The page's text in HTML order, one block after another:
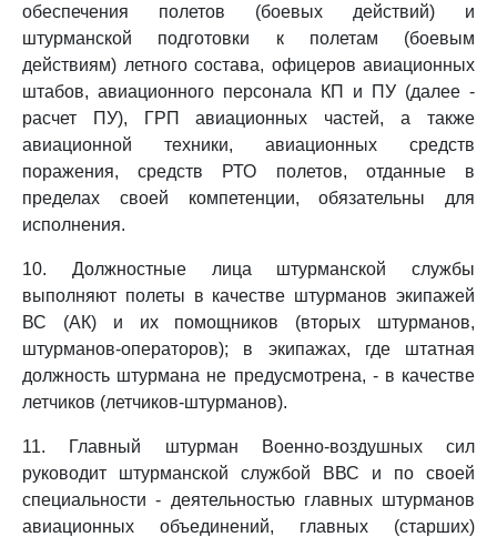
обеспечения полетов (боевых действий) и
штурманской подготовки к полетам (боевым
действиям) летного состава, офицеров авиационных
штабов, авиационного персонала КП и ПУ (далее -
расчет ПУ), ГРП авиационных частей, а также
авиационной техники, авиационных средств
поражения, средств РТО полетов, отданные в
пределах своей компетенции, обязательны для
исполнения.
10. Должностные лица штурманской службы
выполняют полеты в качестве штурманов экипажей
ВС (АК) и их помощников (вторых штурманов,
штурманов-операторов); в экипажах, где штатная
должность штурмана не предусмотрена, - в качестве
летчиков (летчиков-штурманов).
11. Главный штурман Военно-воздушных сил
руководит штурманской службой ВВС и по своей
специальности - деятельностью главных штурманов
авиационных объединений, главных (старших)